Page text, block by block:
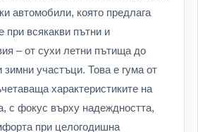
автомобили, която предлага
при всякакви пътни и
– от сухи летни пътища до
зимни участъци. Това е гума от
характеристиките на
с фокус върху надеждността,
при целогодишна